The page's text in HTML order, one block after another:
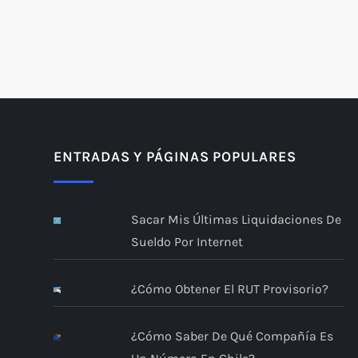
i
a
c
i
ó
ENTRADAS Y PÁGINAS POPULARES
Sacar Mis Últimas Liquidaciones De
Sueldo Por Internet
¿Cómo Obtener El RUT Provisorio?
¿Cómo Saber De Qué Compañía Es